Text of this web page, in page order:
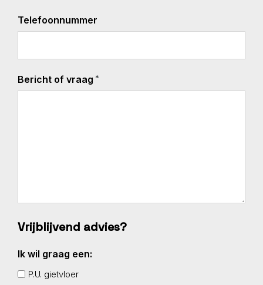
Telefoonnummer
Bericht of vraag *
Vrijblijvend advies?
Ik wil graag een:
P.U. gietvloer